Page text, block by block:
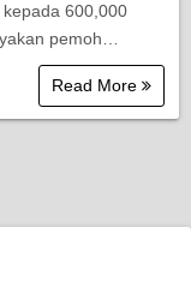
600,000
pemoh…
Read More